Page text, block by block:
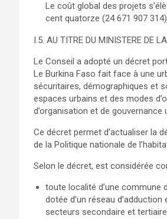
Le coût global des projets
cent quatorze (24 671 907
I.5. AU TITRE DU MINISTERE DE
Le Conseil a adopté un décret
Le Burkina Faso fait face à une
sécuritaires, démographiques et
espaces urbains et des modes
d’organisation et de gouvernance
Ce décret permet d’actualiser la
de la Politique nationale de
Selon le décret, est considérée
toute localité d’une commune
dotée d’un réseau
secteurs secondaire et